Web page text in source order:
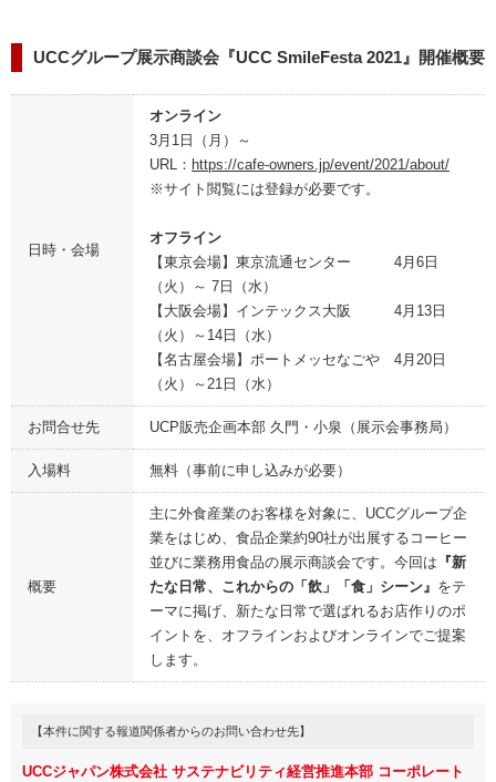
UCCグループ展示商談会『UCC SmileFesta 2021』開催概要
日時・会場
オンライン
3月1日（月）～
URL： https://cafe-owners.jp/event/2021/about/
※サイト閲覧には登録が必要です。
オフライン
【東京会場】東京流通センター 4月6日
（火）～ 7日（水）
【大阪会場】インテックス大阪 4月13日
（火）～14日（水）
【名古屋会場】ポートメッセなごや 4月20日
（火）～21日（水）
お問合せ先 UCP販売企画本部 久門・小泉（展示会事務局）
入場料 無料（事前に申し込みが必要）
概要
主に外食産業のお客様を対象に、UCCグループ企
業をはじめ、食品企業約90社が出展するコーヒー
並びに業務用食品の展示商談会です。今回は 『新
たな日常、これからの「飲」「食」シーン』 をテ
ーマに掲げ、新たな日常で選ばれるお店作りのポ
イントを、オフラインおよびオンラインでご提案
します。
【本件に関する報道関係者からのお問い合わせ先】
UCCジャパン株式会社 サステナビリティ経営推進本部 コーポレート